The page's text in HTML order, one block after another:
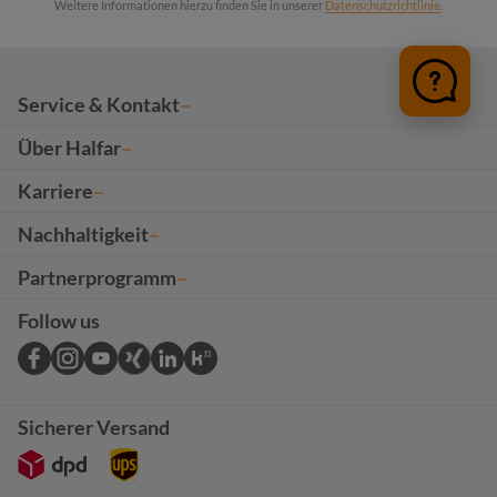
Weitere Informationen hierzu finden Sie in unserer Datenschutzrichtlinie
Service & Kontakt
Über Halfar
Karriere
Nachhaltigkeit
Partnerprogramm
Follow us
Sicherer Versand